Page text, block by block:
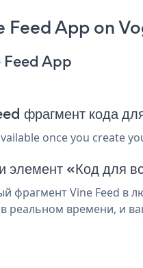
Feed App on
Feed App
фрагмент кода
once you create
элемент «Код для
фрагмент Vine Feed в
реальном времени, и